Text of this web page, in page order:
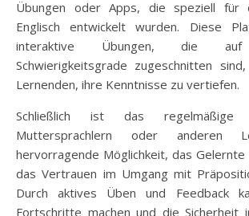
Übungen oder Apps, die speziell für
Englisch entwickelt wurden. Diese
interaktive Übungen, die auf
Schwierigkeitsgrade zugeschnitten
Lernenden, ihre Kenntnisse zu vertiefen.
Schließlich ist das regelmäßige
Muttersprachlern oder anderen
hervorragende Möglichkeit, das Gelernte
das Vertrauen im Umgang mit
Durch aktives Üben und Feedback
Fortschritte machen und die Sicherheit